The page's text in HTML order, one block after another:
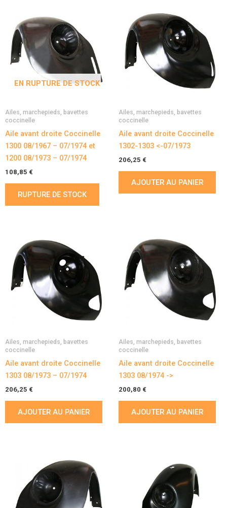
EN RUPTURE DE STOCK
Ailes, marchepieds, bavettes
coccinelle
Aile avant droite Coccinelle
1300 08/1967 – 07/1974 et
1200 08/1973 – 07/1974
108,85 €
RUPTURE DE STOCK
Ailes, marchepieds, bavettes
coccinelle
Aile avant droite Coccinelle
1302-1303 <-07/1973
206,25 €
AJOUTER AU PANIER
Ailes, marchepieds, bavettes
coccinelle
Aile avant droite Coccinelle
1303 08/1973 – 07/1974
206,25 €
AJOUTER AU PANIER
Ailes, marchepieds, bavettes
coccinelle
Aile avant droite Coccinelle
1303 08/1974 ->
200,80 €
AJOUTER AU PANIER